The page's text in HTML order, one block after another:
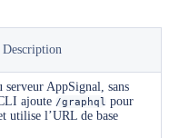
Description
serveur AppSignal, sans
ajoute /graphql pour
utilise l’URL de base